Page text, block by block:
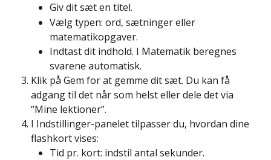
Giv dit sæt en titel.
Vælg typen: ord, sætninger eller
matematikopgaver.
Indtast dit indhold. I Matematik beregnes
svarene automatisk.
Klik på Gem for at gemme dit sæt. Du kan få
adgang til det når som helst eller dele det via
“Mine lektioner”.
I Indstillinger-panelet tilpasser du, hvordan dine
flashkort vises:
Tid pr. kort: indstil antal sekunder.